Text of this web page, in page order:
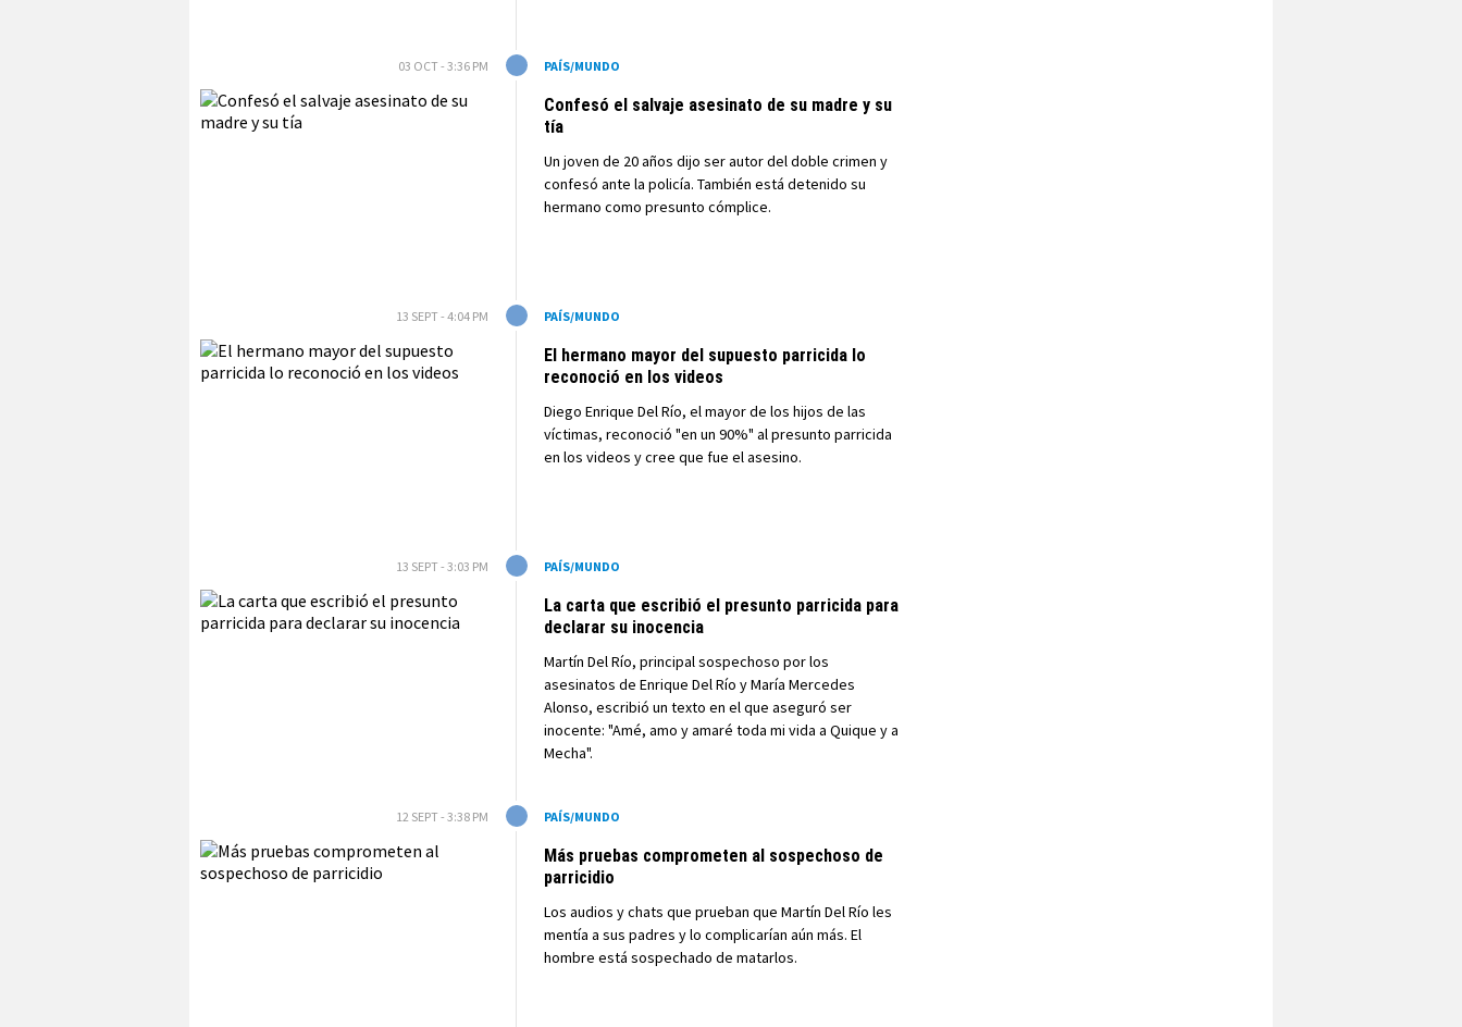
03 OCT - 3:36 PM PAÍS/MUNDO
Confesó el salvaje asesinato de su madre y su
tía
Un joven de 20 años dijo ser autor del doble crimen y
confesó ante la policía. También está detenido su
hermano como presunto cómplice.
13 SEPT - 4:04 PM PAÍS/MUNDO
El hermano mayor del supuesto parricida lo
reconoció en los videos
Diego Enrique Del Río, el mayor de los hijos de las
víctimas, reconoció "en un 90%" al presunto parricida
en los videos y cree que fue el asesino.
13 SEPT - 3:03 PM PAÍS/MUNDO
La carta que escribió el presunto parricida para
declarar su inocencia
Martín Del Río, principal sospechoso por los
asesinatos de Enrique Del Río y María Mercedes
Alonso, escribió un texto en el que aseguró ser
inocente: "Amé, amo y amaré toda mi vida a Quique y a
Mecha".
12 SEPT - 3:38 PM PAÍS/MUNDO
Más pruebas comprometen al sospechoso de
parricidio
Los audios y chats que prueban que Martín Del Río les
mentía a sus padres y lo complicarían aún más. El
hombre está sospechado de matarlos.